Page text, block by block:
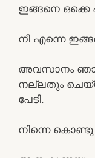
ഇങ്ങനെ
നീ എന്നെ
അവസാനം
നല്ലതും
പേടി.
നിന്നെ